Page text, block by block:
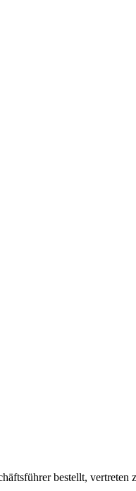
bestellt,